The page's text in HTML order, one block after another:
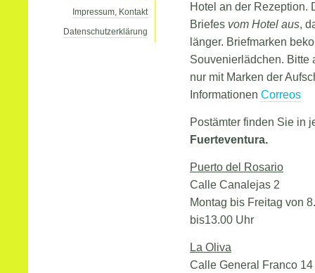
Impressum, Kontakt
Datenschutzerklärung
Hotel an der Rezeption.
Briefes vom Hotel aus,
länger. Briefmarken
Souvenierlädchen. Bitte
nur mit Marken der
Informationen Correos
Postämter finden Sie in
Fuerteventura.
Puerto del Rosario
Calle Canalejas 2
Montag bis Freitag von
bis13.00 Uhr
La Oliva
Calle General Franco 14